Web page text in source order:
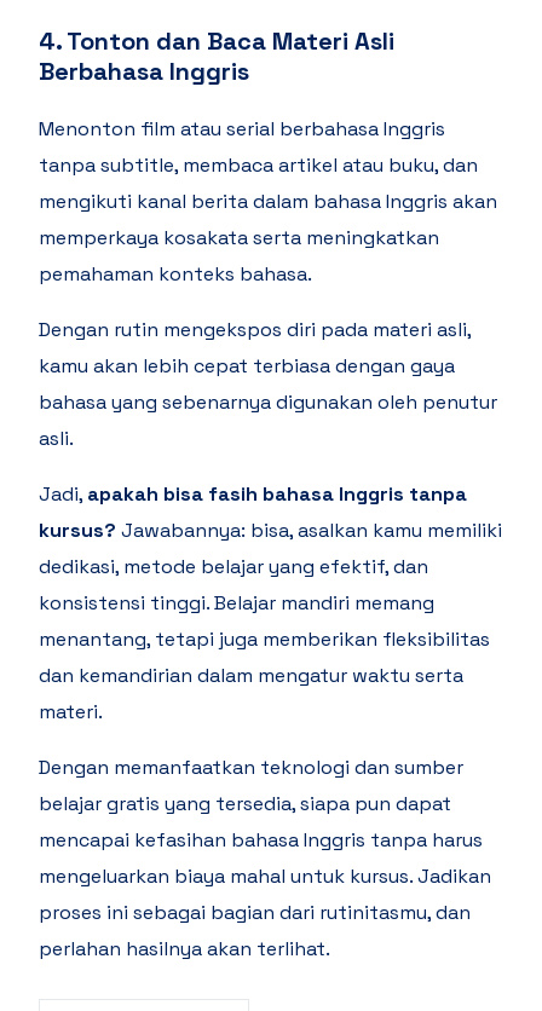
4. Tonton dan Baca Materi Asli
Berbahasa Inggris
Menonton film atau serial berbahasa Inggris
tanpa subtitle, membaca artikel atau buku, dan
mengikuti kanal berita dalam bahasa Inggris akan
memperkaya kosakata serta meningkatkan
pemahaman konteks bahasa.
Dengan rutin mengekspos diri pada materi asli,
kamu akan lebih cepat terbiasa dengan gaya
bahasa yang sebenarnya digunakan oleh penutur
asli.
Jadi, apakah bisa fasih bahasa Inggris tanpa
kursus? Jawabannya: bisa, asalkan kamu memiliki
dedikasi, metode belajar yang efektif, dan
konsistensi tinggi. Belajar mandiri memang
menantang, tetapi juga memberikan fleksibilitas
dan kemandirian dalam mengatur waktu serta
materi.
Dengan memanfaatkan teknologi dan sumber
belajar gratis yang tersedia, siapa pun dapat
mencapai kefasihan bahasa Inggris tanpa harus
mengeluarkan biaya mahal untuk kursus. Jadikan
proses ini sebagai bagian dari rutinitasmu, dan
perlahan hasilnya akan terlihat.